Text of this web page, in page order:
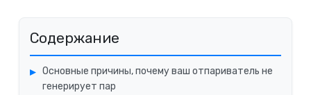
Содержание
Основные причины, почему ваш отпариватель не
генерирует пар